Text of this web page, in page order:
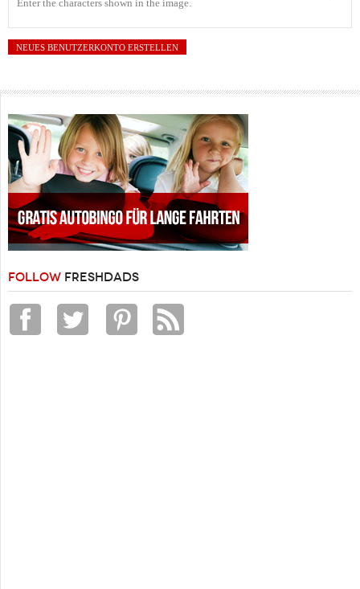
Enter the characters shown in the image.
FOLLOW FRESHDADS